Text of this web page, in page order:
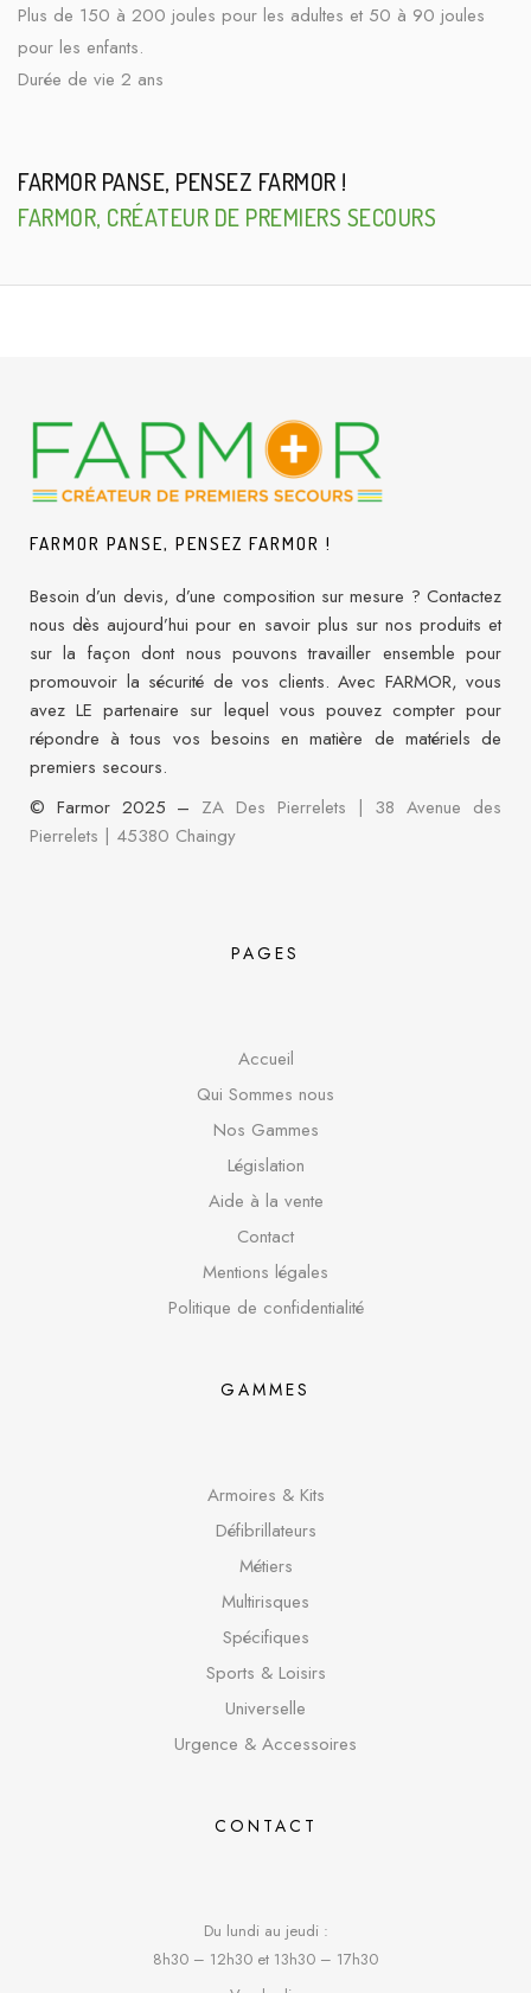
Plus de 150 à 200 joules pour les adultes et 50 à 90 joules
pour les enfants.
Durée de vie 2 ans
FARMOR PANSE, PENSEZ FARMOR !
FARMOR, CRÉATEUR DE PREMIERS SECOURS
FARMOR PANSE, PENSEZ FARMOR !
Besoin d’un devis, d’une composition sur mesure ? Contactez
nous dès aujourd’hui pour en savoir plus sur nos produits et
sur la façon dont nous pouvons travailler ensemble pour
promouvoir la sécurité de vos clients. Avec FARMOR, vous
avez LE partenaire sur lequel vous pouvez compter pour
répondre à tous vos besoins en matière de matériels de
premiers secours.
© Farmor 2025 – ZA Des Pierrelets | 38 Avenue des
Pierrelets | 45380 Chaingy
PAGES
Accueil
Qui Sommes nous
Nos Gammes
Législation
Aide à la vente
Contact
Mentions légales
Politique de confidentialité
GAMMES
Armoires & Kits
Défibrillateurs
Métiers
Multirisques
Spécifiques
Sports & Loisirs
Universelle
Urgence & Accessoires
CONTACT
Du lundi au jeudi :
8h30 – 12h30 et 13h30 – 17h30